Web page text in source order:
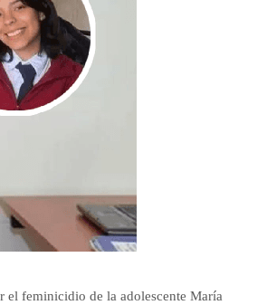
el feminicidio de la adolescente María